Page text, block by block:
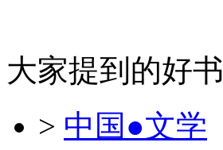
大家提到的好书
> 中国●文学